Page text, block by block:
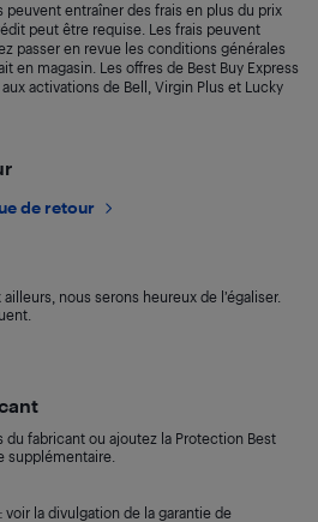
peuvent entraîner des frais en plus du prix
peut être requise. Les frais peuvent
passer en revue les conditions générales
en magasin. Les offres de Best Buy Express
activations de Bell, Virgin Plus et Lucky
de retour
nous serons heureux de l’égaliser.
du fabricant ou ajoutez la Protection Best
supplémentaire.
la divulgation de la garantie de